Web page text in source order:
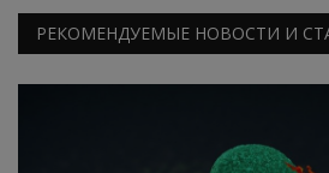
РЕКОМЕНДУЕМЫЕ НОВОСТИ И